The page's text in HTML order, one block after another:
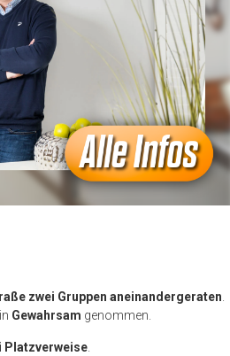
zwei Gruppen aneinandergeraten.
Gewahrsam genommen.
Platzverweise.